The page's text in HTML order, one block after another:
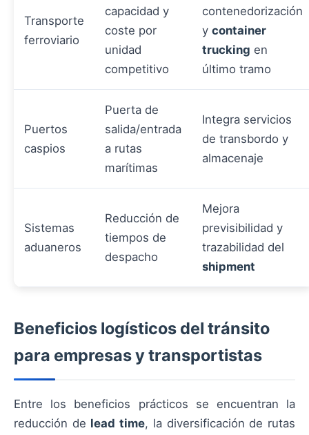
Transporte
ferroviario
capacidad y
coste por
unidad
competitivo
contenedorización
y container
trucking en
último tramo
Puertos
caspios
Puerta de
salida/entrada
a rutas
marítimas
Integra servicios
de transbordo y
almacenaje
Sistemas
aduaneros
Reducción de
tiempos de
despacho
Mejora
previsibilidad y
trazabilidad del
shipment
Beneficios logísticos del tránsito
para empresas y transportistas
Entre los beneficios prácticos se encuentran la
reducción de lead time, la diversificación de rutas